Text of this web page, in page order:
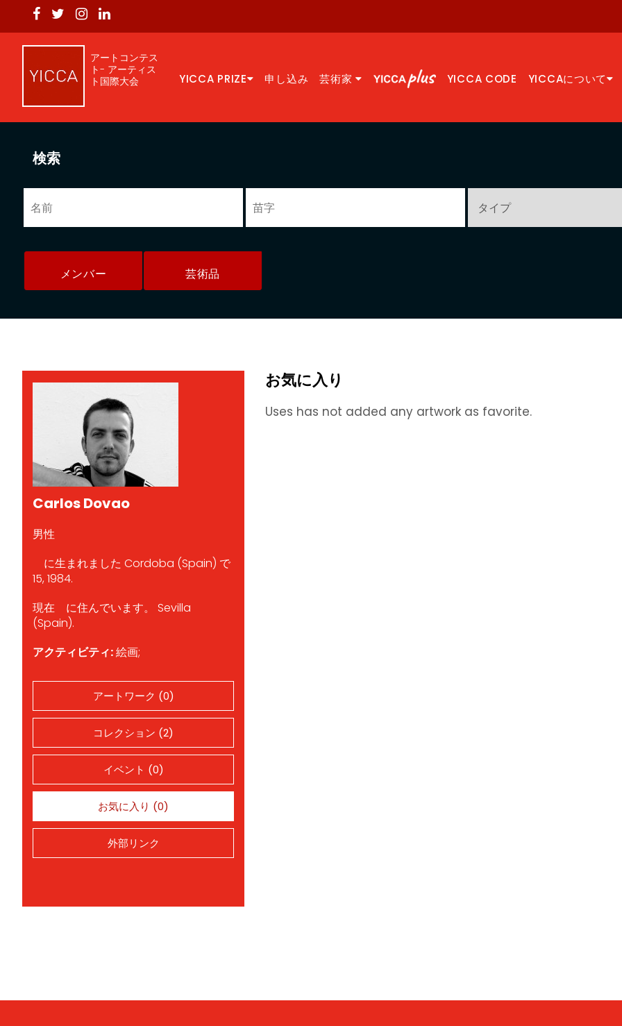
アートコンテス
ト- アーティス
ト国際大会
YICCA PRIZE 申し込み 芸術家 YICCA CODE YICCAについて
検索
メンバー 芸術品
Carlos Dovao
男性
に生まれました Cordoba (Spain) で
15, 1984.
現在 に住んでいます。 Sevilla
(Spain).
アクティビティ:絵画;
アートワーク (0)
コレクション (2)
イベント (0)
お気に入り (0)
外部リンク
お気に入り
Uses has not added any artwork as favorite.